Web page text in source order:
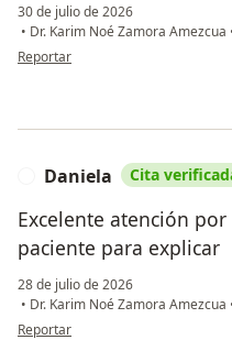
30 de julio de 2026
• Dr. Karim Noé Zamora Amezcua
en opinión del usuario Lizbeth
Reportar
Daniela Cita
Excelente atención
paciente para explicar
28 de julio de 2026
• Dr. Karim Noé Zamora Amezcua
en opinión del usuario Daniela
Reportar